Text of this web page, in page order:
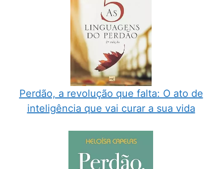
Perdão, a revolução que falta: O ato de
inteligência que vai curar a sua vida